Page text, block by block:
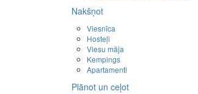
Nakšņot
Viesnīca
Hosteļi
Viesu māja
Kempings
Apartamenti
Plānot un ceļot